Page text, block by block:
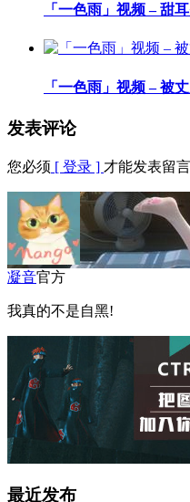
「一色雨」视频 – 甜
「一色雨」视频 – 被
发表评论
您必须 [ 登录 ] 才能发表留言
凝音官方
我真的不是自黑!
最近发布